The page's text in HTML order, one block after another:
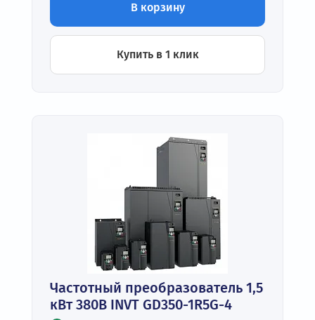
В корзину
Купить в 1 клик
Частотный преобразователь 1,5
кВт 380В INVT GD350-1R5G-4